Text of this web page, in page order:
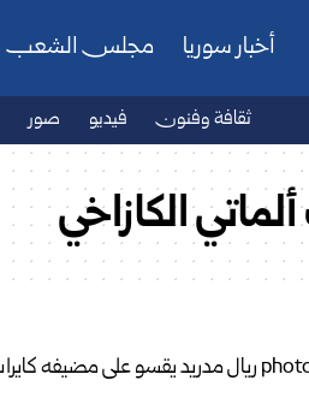
أخبار سوريا مجلس الشعب
ثقافة وفنون فيديو صور
الكازاخي